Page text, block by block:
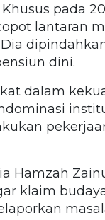
pada
lantaran
dini.
dalam
Hamzah
klaim